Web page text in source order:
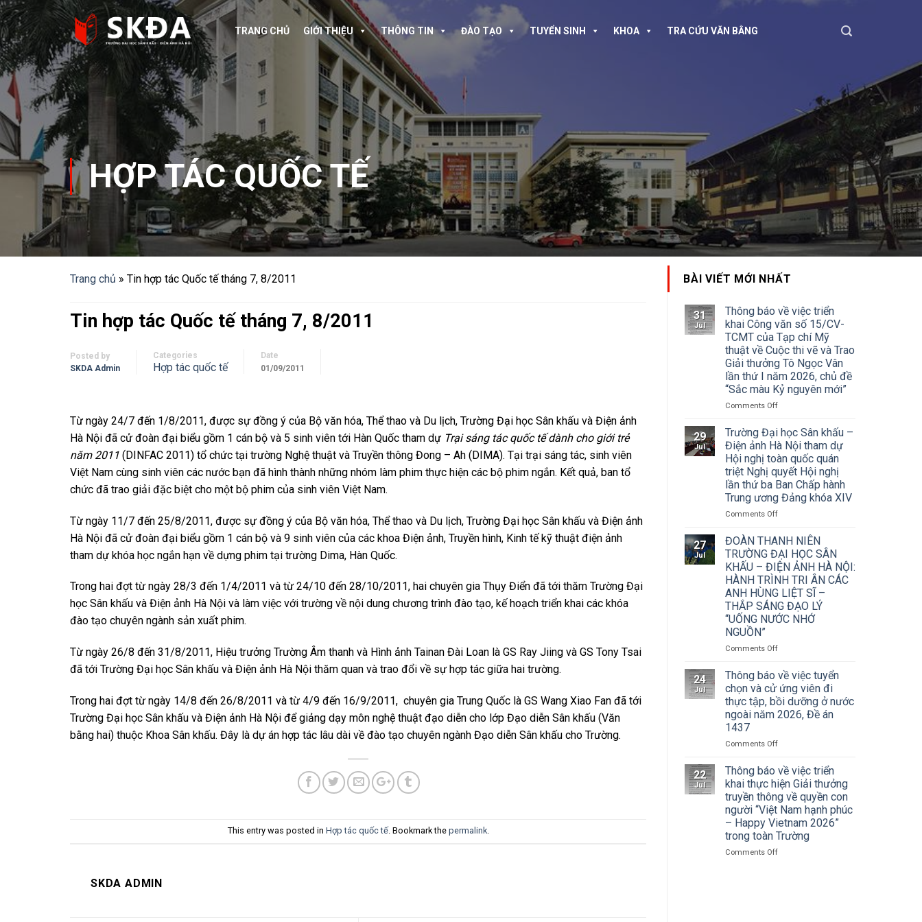
Skip
to
content
TRANG CHỦ GIỚI THIỆU THÔNG TIN ĐÀO TẠO TUYỂN SINH KHOA TRA CỨU VĂN BẰNG
HỢP TÁC QUỐC TẾ
Trang chủ » Tin hợp tác Quốc tế tháng 7, 8/2011
Tin hợp tác Quốc tế tháng 7, 8/2011
Posted by
SKDA Admin
Categories
Hợp tác quốc tế
Date
01/09/2011
Từ ngày 24/7 đến 1/8/2011, được sự đồng ý của Bộ văn hóa, Thể thao và Du lịch, Trường Đại học Sân khấu và Điện ảnh
Hà Nội đã cử đoàn đại biểu gồm 1 cán bộ và 5 sinh viên tới Hàn Quốc tham dự Trại sáng tác quốc tế dành cho giới trẻ
năm 2011 (DINFAC 2011) tổ chức tại trường Nghệ thuật và Truyền thông Đong – Ah (DIMA). Tại trại sáng tác, sinh viên
Việt Nam cùng sinh viên các nước bạn đã hình thành những nhóm làm phim thực hiện các bộ phim ngắn. Kết quả, ban tổ
chức đã trao giải đặc biệt cho một bộ phim của sinh viên Việt Nam.
Từ ngày 11/7 đến 25/8/2011, được sự đồng ý của Bộ văn hóa, Thể thao và Du lịch, Trường Đại học Sân khấu và Điện ảnh
Hà Nội đã cử đoàn đại biểu gồm 1 cán bộ và 9 sinh viên của các khoa Điện ảnh, Truyền hình, Kinh tế kỹ thuật điện ảnh
tham dự khóa học ngắn hạn về dựng phim tại trường Dima, Hàn Quốc.
Trong hai đợt từ ngày 28/3 đến 1/4/2011 và từ 24/10 đến 28/10/2011, hai chuyên gia Thụy Điển đã tới thăm Trường Đại
học Sân khấu và Điện ảnh Hà Nội và làm việc với trường về nội dung chương trình đào tạo, kế hoạch triển khai các khóa
đào tạo chuyên ngành sản xuất phim.
Từ ngày 26/8 đến 31/8/2011, Hiệu trưởng Trường Âm thanh và Hình ảnh Tainan Đài Loan là GS Ray Jiing và GS Tony Tsai
đã tới Trường Đại học Sân khấu và Điện ảnh Hà Nội thăm quan và trao đổi về sự hợp tác giữa hai trường.
Trong hai đợt từ ngày 14/8 đến 26/8/2011 và từ 4/9 đến 16/9/2011, chuyên gia Trung Quốc là GS Wang Xiao Fan đã tới
Trường Đại học Sân khấu và Điện ảnh Hà Nội để giảng dạy môn nghệ thuật đạo diễn cho lớp Đạo diễn Sân khấu (Văn
bằng hai) thuộc Khoa Sân khấu. Đây là dự án hợp tác lâu dài về đào tạo chuyên ngành Đạo diễn Sân khấu cho Trường.
This entry was posted in Hợp tác quốc tế. Bookmark the permalink.
SKDA ADMIN
BÀI VIẾT MỚI NHẤT
31
Jul
Thông báo về việc triển
khai Công văn số 15/CV-
TCMT của Tạp chí Mỹ
thuật về Cuộc thi vẽ và Trao
Giải thưởng Tô Ngọc Vân
lần thứ I năm 2026, chủ đề
“Sắc màu Kỷ nguyên mới”
Comments Offon
báo
về
việc
triển
khai
Công
văn
số
của
Tạp
chí
Mỹ
thuật
về
Cuộc
thi
và
Giải
thưởng
Tô
Ngọc
Vân
thứ
năm
2026,
chủ
đề
“Sắc
màu
Kỷ
nguyên
29
Jul
Trường Đại học Sân khấu –
Điện ảnh Hà Nội tham dự
Hội nghị toàn quốc quán
triệt Nghị quyết Hội nghị
lần thứ ba Ban Chấp hành
Trung ương Đảng khóa XIV
Comments Offon
Đại
học
Sân
khấu
–
Điện
ảnh
Hà
nghị
toàn
quốc
quán
nghị
lần
thứ
ba
Ban
Chấp
hành
Trung
27
Jul
ĐOÀN THANH NIÊN
TRƯỜNG ĐẠI HỌC SÂN
KHẤU – ĐIỆN ẢNH HÀ NỘI:
HÀNH TRÌNH TRI ÂN CÁC
ANH HÙNG LIỆT SĨ –
THẮP SÁNG ĐẠO LÝ
“UỐNG NƯỚC NHỚ
NGUỒN”
Comments Offon
THANH
NIÊN
TRƯỜNG
ĐẠI
HỌC
KHẤU
ĐIỆN
ẢNH
HÀ
NỘI:
HÀNH
TRÌNH
TRI
24
Jul
Thông báo về việc tuyển
chọn và cử ứng viên đi
thực tập, bồi dưỡng ở nước
ngoài năm 2026, Đề án
1437
Comments Offon
báo
về
việc
tuyển
chọn
và
cử
ứng
22
Jul
Thông báo về việc triển
khai thực hiện Giải thưởng
truyền thông về quyền con
người “Việt Nam hạnh phúc
– Happy Vietnam 2026”
trong toàn Trường
Comments Offon